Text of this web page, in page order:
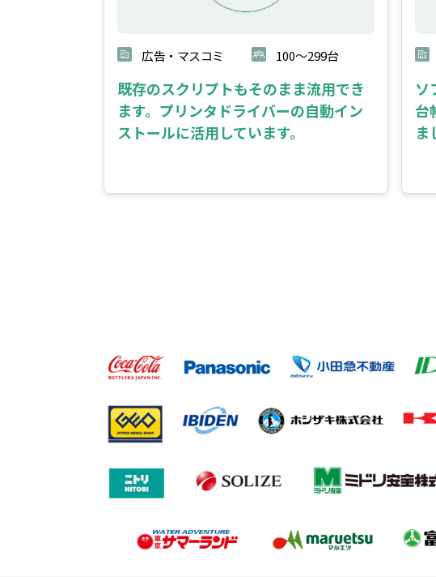
広告・マスコミ 100～299台
既存のスクリプトもそのまま流用でき
ます。プリンタドライバーの自動イン
ストールに活用しています。
ソ
台
ま